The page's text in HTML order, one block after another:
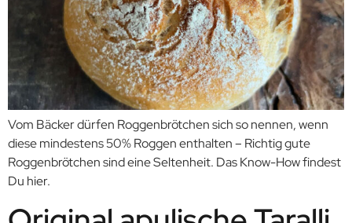
Vom Bäcker dürfen Roggenbrötchen sich so nennen, wenn
diese mindestens 50% Roggen enthalten – Richtig gute
Roggenbrötchen sind eine Seltenheit. Das Know-How findest
Du hier.